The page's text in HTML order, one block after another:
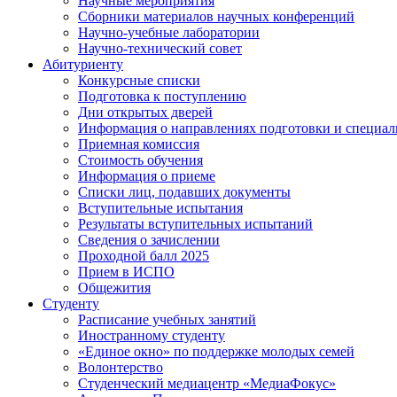
Сборники материалов научных конференций
Научно-учебные лаборатории
Научно-технический совет
Абитуриенту
Конкурсные списки
Подготовка к поступлению
Дни открытых дверей
Информация о направлениях подготовки и
Приемная комиссия
Стоимость обучения
Информация о приеме
Списки лиц, подавших документы
Вступительные испытания
Результаты вступительных испытаний
Сведения о зачислении
Проходной балл 2025
Прием в ИСПО
Общежития
Студенту
Расписание учебных занятий
Иностранному студенту
«Единое окно» по поддержке молодых семей
Волонтерство
Студенческий медиацентр «МедиаФокус»